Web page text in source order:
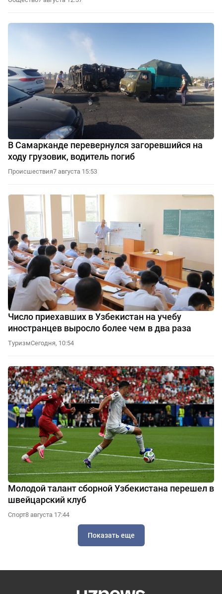
В Самарканде перевернулся загоревшийся на
ходу грузовик, водитель погиб
Происшествия7 августа 15:53
Число приехавших в Узбекистан на учебу
иностранцев выросло более чем в два раза
ТуризмСегодня, 10:54
Молодой талант сборной Узбекистана перешел в
швейцарский клуб
Спорт8 августа 17:44
Показать еще